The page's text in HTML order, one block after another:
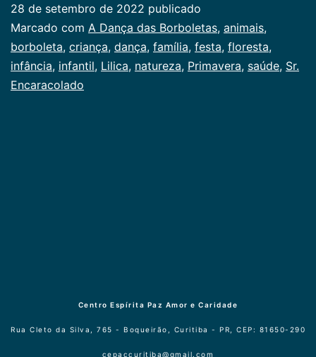
Borboletas
28 de setembro de 2022 publicado
Categorizado
como
Infancia
Marcado com A Dança das Borboletas, animais,
borboleta, criança, dança, família, festa, floresta,
infância, infantil, Lilica, natureza, Primavera, saúde, Sr.
Encaracolado
Centro Espírita Paz Amor e Caridade
Rua Cleto da Silva, 765 - Boqueirão, Curitiba - PR, CEP: 81650-290
cepaccuritiba@gmail.com